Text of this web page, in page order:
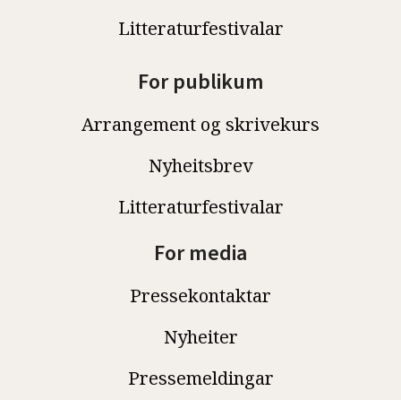
Litteraturfestivalar
For publikum
Arrangement og skrivekurs
Nyheitsbrev
Litteraturfestivalar
For media
Pressekontaktar
Nyheiter
Pressemeldingar